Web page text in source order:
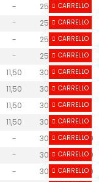
- 25 -
CARRELLO
- 25 -
CARRELLO
- 25 -
CARRELLO
- 25 -
CARRELLO
11,50 30 25
CARRELLO
11,50 30 25
CARRELLO
11,50 30 25
CARRELLO
11,50 30 25
CARRELLO
- 30 40.60
CARRELLO
- 30 40.60
CARRELLO
- 30 40.60
CARRELLO